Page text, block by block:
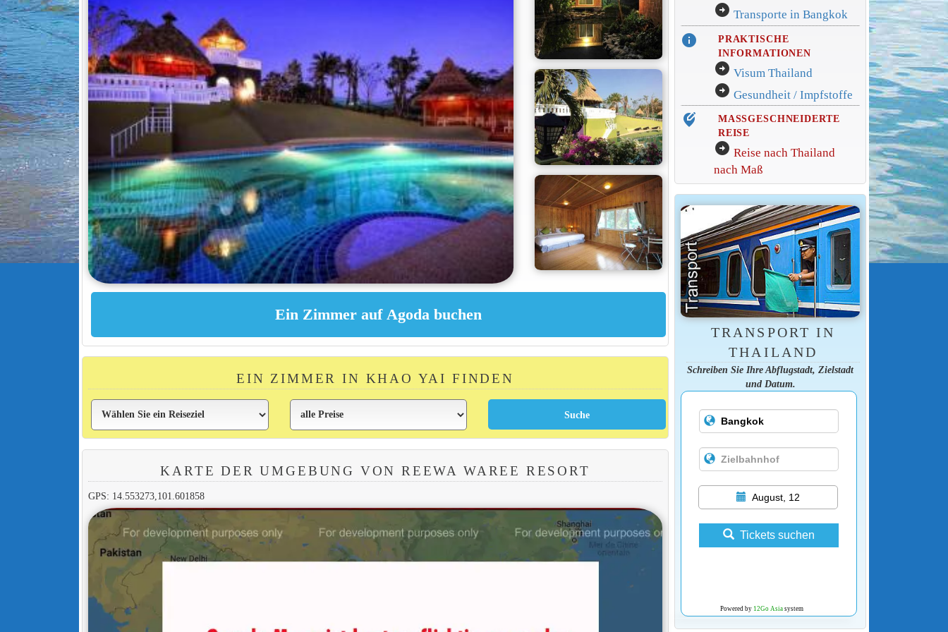
EIN ZIMMER IN KHAO YAI FINDEN
KARTE DER UMGEBUNG VON REEWA WAREE RESORT
GPS: 14.553273,101.601858
arrow_circle_right Transporte in Bangkok
info
PRAKTISCHE
INFORMATIONEN
arrow_circle_right Visum Thailand
arrow_circle_right Gesundheit / Impfstoffe
edit_location_alt
MASSGESCHNEIDERTE
REISE
arrow_circle_right Reise nach Thailand
nach Maß
TRANSPORT IN
THAILAND
Schreiben Sie Ihre Abflugstadt, Zielstadt
und Datum.
August, 12
Tickets suchen
Powered by 12Go Asiasystem